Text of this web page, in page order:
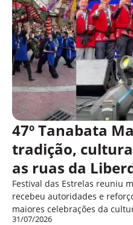
47º Tanabata
tradição,
as ruas da
Festival das Estrelas reuniu
recebeu autoridades e
maiores celebrações da
31/07/2026